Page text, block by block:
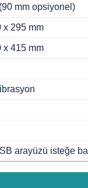
mm opsiyonel)
x 295 mm
x 415 mm
arayüzü isteğe